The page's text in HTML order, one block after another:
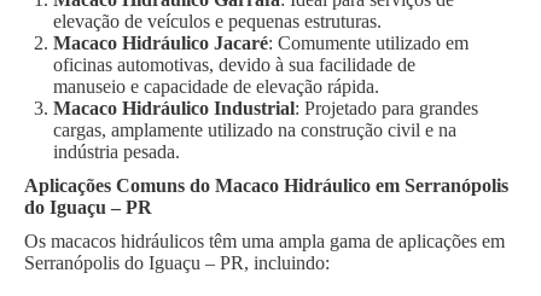
elevação de veículos e pequenas estruturas.
Macaco Hidráulico Jacaré: Comumente utilizado em
oficinas automotivas, devido à sua facilidade de
manuseio e capacidade de elevação rápida.
Macaco Hidráulico Industrial: Projetado para grandes
cargas, amplamente utilizado na construção civil e na
indústria pesada.
Aplicações Comuns do Macaco Hidráulico em Serranópolis
do Iguaçu – PR
Os macacos hidráulicos têm uma ampla gama de aplicações em
Serranópolis do Iguaçu – PR, incluindo: